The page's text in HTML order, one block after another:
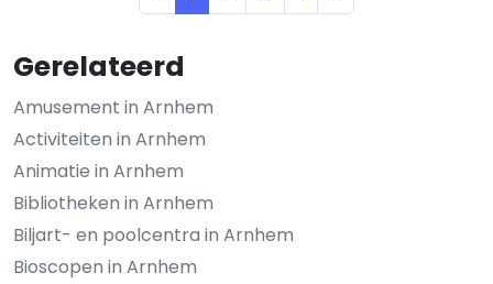
Gerelateerd
Amusement in Arnhem
Activiteiten in Arnhem
Animatie in Arnhem
Bibliotheken in Arnhem
Biljart- en poolcentra in Arnhem
Bioscopen in Arnhem